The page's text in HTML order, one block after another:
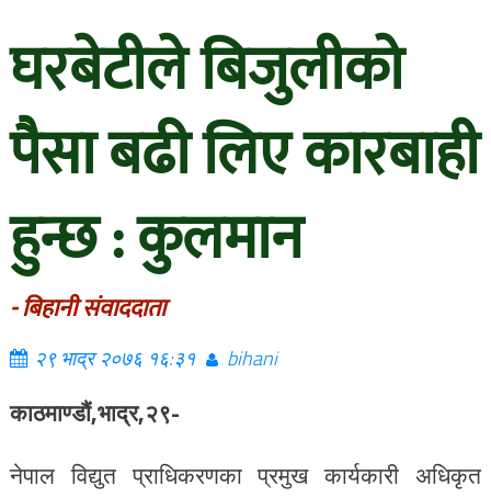
घरबेटीले बिजुलीको
पैसा बढी लिए कारबाही
हुन्छ : कुलमान
- बिहानी संवाददाता
२९ भाद्र २०७६ १६:३१ bihani
काठमाण्डौं,भाद्र,२९-
नेपाल विद्युत प्राधिकरणका प्रमुख कार्यकारी अधिकृत